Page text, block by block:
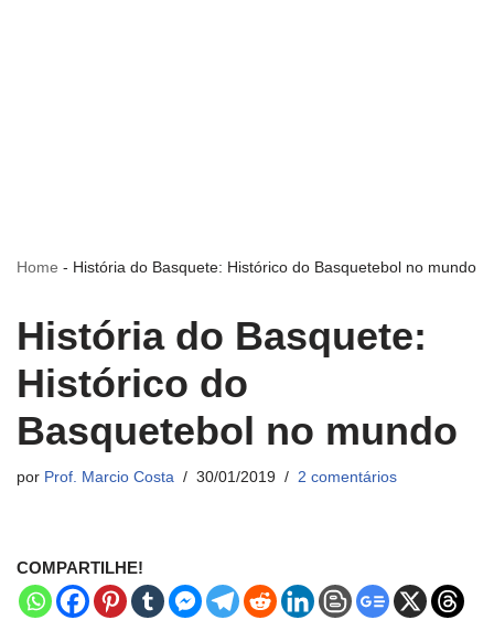
Home - História do Basquete: Histórico do Basquetebol no mundo
História do Basquete:
Histórico do
Basquetebol no mundo
por Prof. Marcio Costa 30/01/2019 2 comentários
COMPARTILHE!